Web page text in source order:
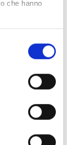
che hanno